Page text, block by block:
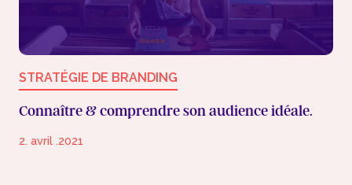
STRATÉGIE DE BRANDING
Connaître & comprendre son audience idéale.
2. avril .2021